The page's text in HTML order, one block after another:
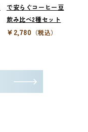
で安らぐコーヒー豆
飲み比べ2種セット
¥2,780 （税込）